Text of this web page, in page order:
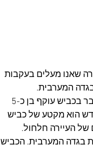
שאנו מעלים בעקבות
המערבית.
של 300 מליון ₪. הכביש החדש הוא מקטע של כביש
של העיירה חלחול.
בגדה המערבית. הכביש